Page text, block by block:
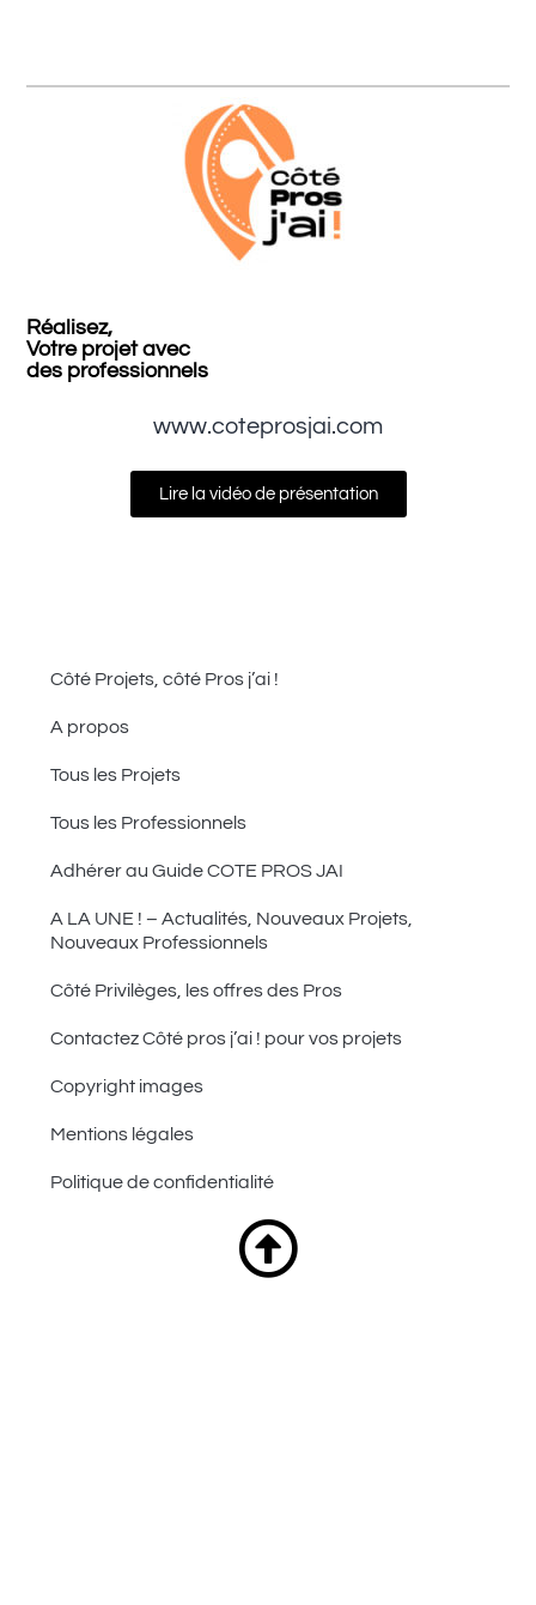
Réalisez,
Votre projet avec
des professionnels
www.coteprosjai.com
Lire la vidéo de présentation
Côté Projets, côté Pros j’ai !
A propos
Tous les Projets
Tous les Professionnels
Adhérer au Guide COTE PROS JAI
A LA UNE ! – Actualités, Nouveaux Projets,
Nouveaux Professionnels
Côté Privilèges, les offres des Pros
Contactez Côté pros j’ai ! pour vos projets
Copyright images
Mentions légales
Politique de confidentialité